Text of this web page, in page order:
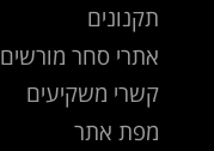
תקנונים
אתרי סחר מורשים
קשרי משקיעים
מפת אתר